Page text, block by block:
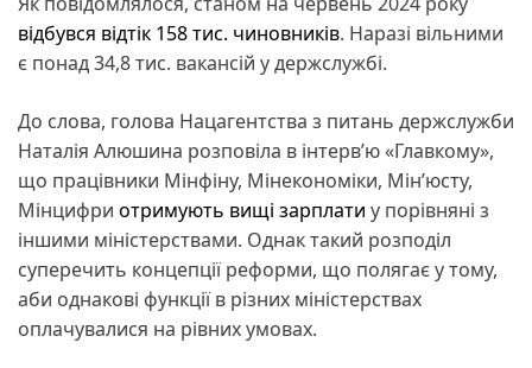
відбувся відтік 158 тис. чиновників. Наразі вільними
є понад 34,8 тис. вакансій у держслужбі.
До слова, голова Нацагентства з питань держслужби
Наталія Алюшина розповіла в інтерв’ю «Главкому»,
що працівники Мінфіну, Мінекономіки, Мін’юсту,
Мінцифри отримують вищі зарплати у порівняні з
іншими міністерствами. Однак такий розподіл
суперечить концепції реформи, що полягає у тому,
аби однакові функції в різних міністерствах
оплачувалися на рівних умовах.